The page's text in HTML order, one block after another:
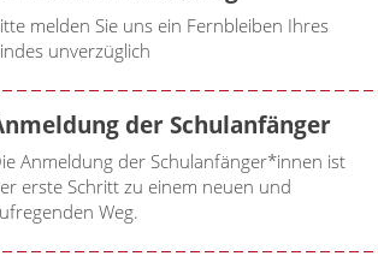
melden Sie uns ein Fernbleiben Ihres
unverzüglich
der Schulanfänger
Anmeldung der Schulanfänger*innen ist
erste Schritt zu einem neuen und
Weg.